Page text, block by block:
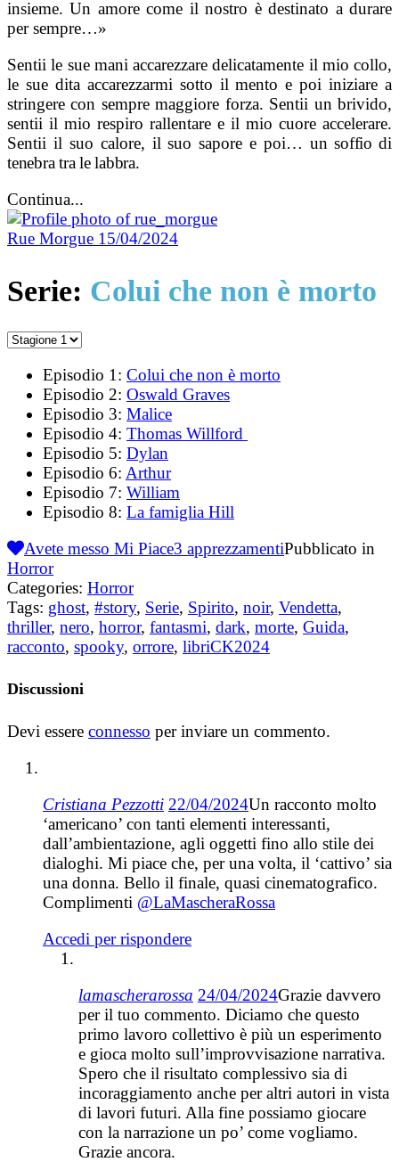
insieme. Un amore come il nostro è destinato a durare
per sempre…»
Sentii le sue mani accarezzare delicatamente il mio collo,
le sue dita accarezzarmi sotto il mento e poi iniziare a
stringere con sempre maggiore forza. Sentii un brivido,
sentii il mio respiro rallentare e il mio cuore accelerare.
Sentii il suo calore, il suo sapore e poi…un soffio di
tenebra tra le labbra.
Continua...
Rue Morgue 15/04/2024
Serie: Colui che non è morto
Episodio 1: Colui che non è morto
Episodio 2: Oswald Graves
Episodio 3: Malice
Episodio 4: Thomas Willford
Episodio 5: Dylan
Episodio 6: Arthur
Episodio 7: William
Episodio 8: La famiglia Hill
Avete messo Mi Piace3 apprezzamentiPubblicato in
Horror
Categories: Horror
Tags: ghost, #story, Serie, Spirito, noir, Vendetta,
thriller, nero, horror, fantasmi, dark, morte, Guida,
racconto, spooky, orrore, libriCK2024
Discussioni
Devi essere connesso per inviare un commento.
Cristiana Pezzotti 22/04/2024Un racconto molto
‘americano’ con tanti elementi interessanti,
dall’ambientazione, agli oggetti fino allo stile dei
dialoghi. Mi piace che, per una volta, il ‘cattivo’ sia
una donna. Bello il finale, quasi cinematografico.
Complimenti @LaMascheraRossa
Accedi per rispondere
lamascherarossa 24/04/2024Grazie davvero
per il tuo commento. Diciamo che questo
primo lavoro collettivo è più un esperimento
e gioca molto sull’improvvisazione narrativa.
Spero che il risultato complessivo sia di
incoraggiamento anche per altri autori in vista
di lavori futuri. Alla fine possiamo giocare
con la narrazione un po’ come vogliamo.
Grazie ancora.